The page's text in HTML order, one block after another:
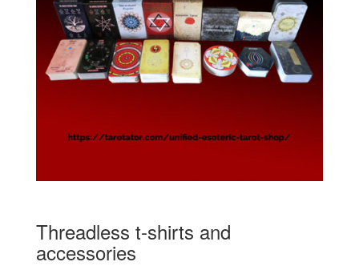
Threadless t-shirts and
accessories